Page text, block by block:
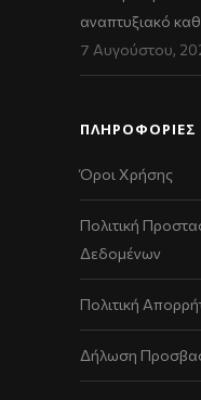
αναπτυξιακό
7 Αυγούστου,
ΠΛΗΡΟΦΟΡΙΕΣ
Όροι Χρήσης
Πολιτική
Δεδομένων
Πολιτική
Δήλωση